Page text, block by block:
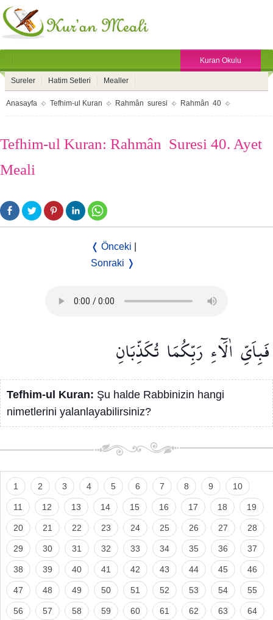
Kuran Okulu
Sureler Hatim Setleri Mealler
Anasayfa Tefhim-ul Kuran Rahmân suresi Rahmân 40
Tefhim-ul Kuran: Rahmân Suresi 40. Ayet
Meali
❬ Önceki
Sonraki ❭
فَبِاَيِّ اٰلَٓاءِ رَبِّكُمَا تُكَذِّبَانِ
Tefhim-ul Kuran: Şu halde Rabbinizin hangi
nimetlerini yalanlayabilirsiniz?
1 2 3 4 5 6 7 8 9 10
11 12 13 14 15 16 17 18 19
20 21 22 23 24 25 26 27 28
29 30 31 32 33 34 35 36 37
38 39 40 41 42 43 44 45 46
47 48 49 50 51 52 53 54 55
56 57 58 59 60 61 62 63 64